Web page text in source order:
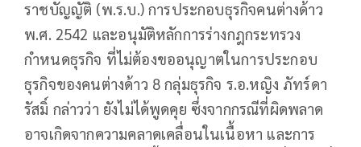
ราชบัญญัติ (พ.ร.บ.) การประกอบธุรกิจคนต่างด้าว
พ.ศ. 2542 และอนุมัติหลักการร่างกฎกระทรวง
กำหนดธุรกิจ ที่ไม่ต้องขออนุญาตในการประกอบ
ธุรกิจของคนต่างด้าว 8 กลุ่มธุรกิจ ร.อ.หญิง ภัทร์ดา
รัสมิ์ กล่าวว่า ยังไม่ได้พูดคุย ซึ่งจากกรณีที่ผิดพลาด
อาจเกิดจากความคลาดเคลื่อนในเนื้อหา และการ